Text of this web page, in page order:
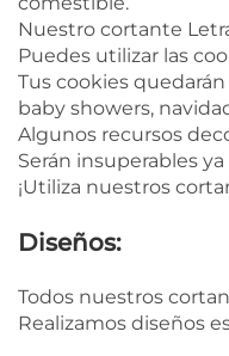
Nuestro cortante
Puedes utilizar las
Tus cookies
baby showers,
Algunos recursos
Serán insuperables
¡Utiliza nuestros
Diseños:
Todos nuestros
Realizamos diseños